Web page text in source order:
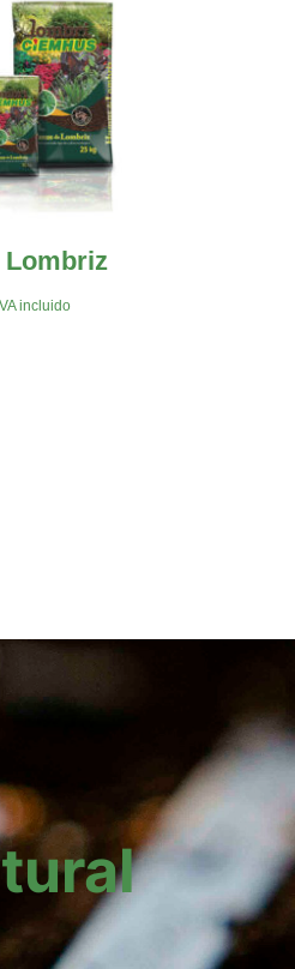
Lombriz
IVA incluido